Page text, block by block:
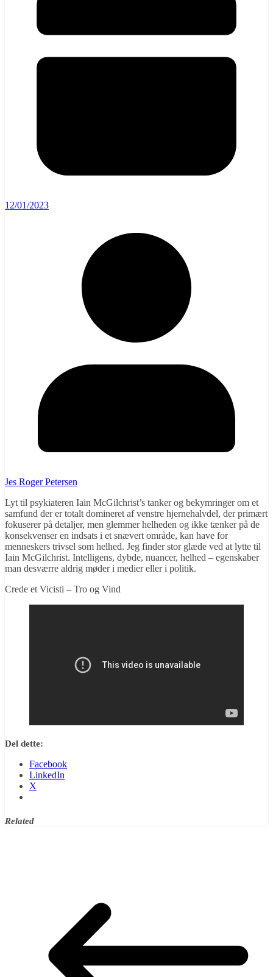
12/01/2023
Jes Roger Petersen
Lyt til psykiateren Iain McGilchrist’s tanker og bekymringer om et
samfund der er totalt domineret af venstre hjernehalvdel, der primært
fokuserer på detaljer, men glemmer helheden og ikke tænker på de
konsekvenser en indsats i et snævert område, kan have for
menneskers trivsel som helhed. Jeg finder stor glæde ved at lytte til
Iain McGilchrist. Intelligens, dybde, nuancer, helhed – egenskaber
man desværre aldrig møder i medier eller i politik.
Crede et Vicisti – Tro og Vind
Del dette:
Facebook
LinkedIn
X
Related